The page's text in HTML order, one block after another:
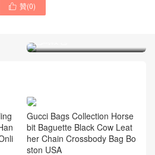
 贊(0)
GuccI女士包包 西班牙官網
色馬鞍包